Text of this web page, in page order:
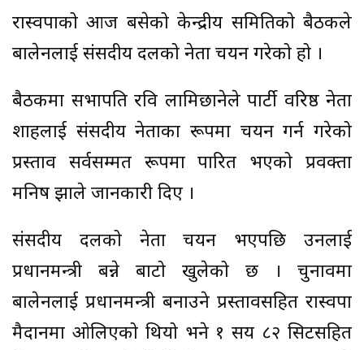
रास्वपाको आज बसेको केन्द्रीय समितिको बैठकले
बालेनलाई संसदीय दलको नेता चयन गरेको हो ।
बैठकमा सभापति रवि लामिछानेले पार्टी वरिष्ठ नेता
शाहलाई संसदीय नेताका रूपमा चयन गर्न गरेको
प्रस्ताव सर्वसम्मत रूपमा पारित भएको प्रवक्ता
मनिष झाले जानकारी दिए ।
संसदीय दलको नेता चयन भएपछि उनलाई
प्रधानमन्त्री बन्ने बाटो खुलेको छ । चुनावमा
बालेनलाई प्रधानमन्त्री बनाउने प्रस्तावसहित रास्वपा
मैदानमा ओलिएको थियो भने १ सय ८२ सिटसहित